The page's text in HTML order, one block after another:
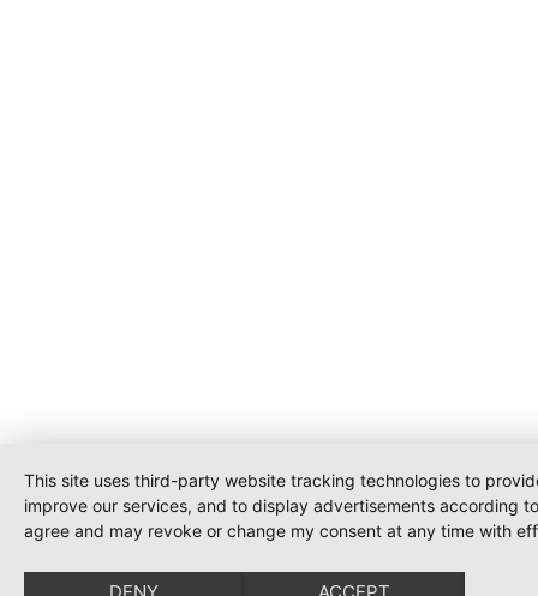
This site uses third-party website tracking technologies to
improve our services, and to display advertisements according
agree and may revoke or change my consent at any time with